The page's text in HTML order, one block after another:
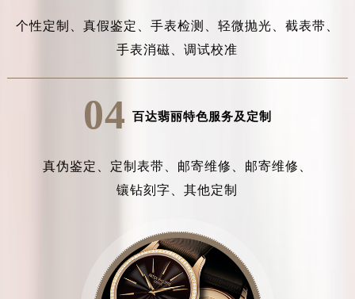
个性定制、 真假鉴定、 手表检测、 轻微抛光、 截表带、
手表消磁、调试校准
04 百达翡丽特色服务及定制
真伪鉴定、 定制表带、 邮寄维修、 邮寄维修、
镶钻刻字、其他定制